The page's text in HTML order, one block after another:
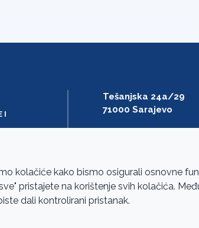
I
Tešanjska 24a/29
71000 Sarajevo
saibih@revizija.gov.ba
kolačiće kako bismo osigurali osnovne
pristajete na korištenje svih kolačića.
dali kontrolirani pristanak.